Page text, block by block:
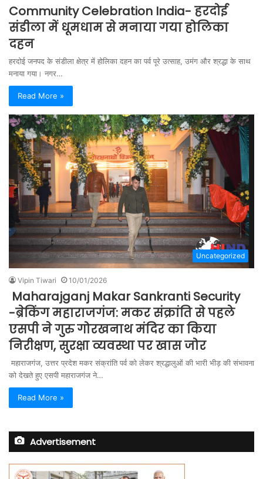
Community Celebration India- हरदोई
संडीला में धूमधाम से मनाया गया होलिका
दहन
हरदोई जनपद के संडीला क्षेत्र में होलिका दहन का पर्व पूरे उत्साह, उमंग और श्रद्धा के साथ
मनाया गया। नगर…
Read More »
Uncategorized
Vipin Tiwari 10/01/2026
Maharajganj Makar Sankranti Security
-ब्रेकिंग महाराजगंज: मकर संक्रांति से पहले
एसपी ने गुरु गोरखनाथ मंदिर का किया
निरीक्षण, सुरक्षा व्यवस्था पर खास जोर
महाराजगंज, उत्तर प्रदेश मकर संक्रांति पर्व को लेकर श्रद्धालुओं की भारी भीड़ की संभावना
को देखते हुए एसपी महाराजगंज ने…
Read More »
Advertisement